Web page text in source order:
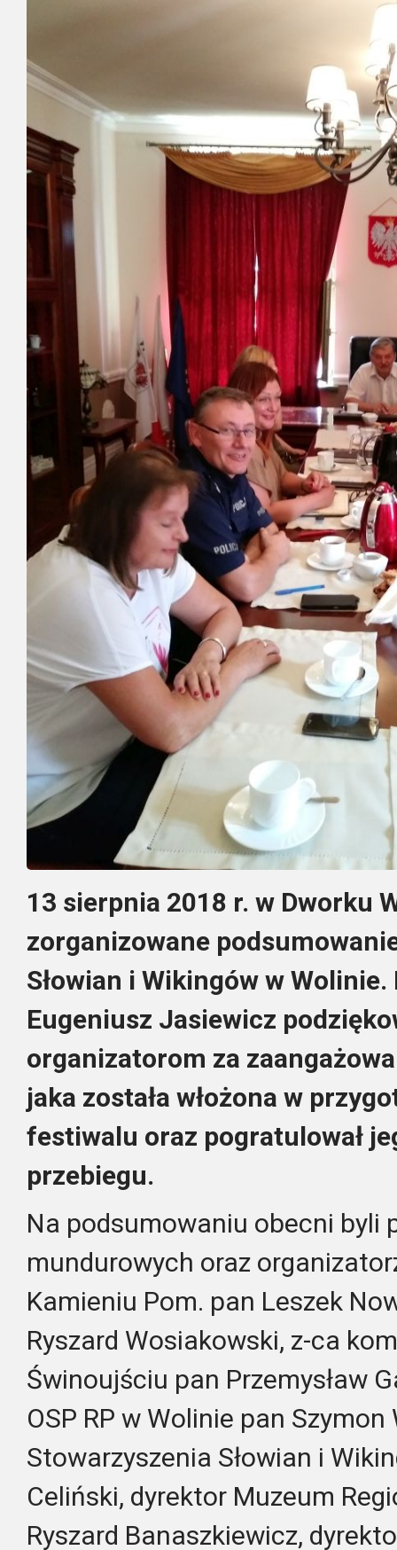
13 sierpnia 2018 r. w Dworku
zorganizowane
Słowian i Wikingów w
Eugeniusz Jasiewicz
organizatorom za
jaka została włożona w
festiwalu oraz pogratulował
przebiegu.
Na podsumowaniu obecni byli
mundurowych oraz
Kamieniu Pom. pan Leszek
Ryszard Wosiakowski, z-ca
Świnoujściu pan Przemysław
OSP RP w Wolinie pan
Stowarzyszenia Słowian i
Celiński, dyrektor Muzeum
Ryszard Banaszkiewicz,